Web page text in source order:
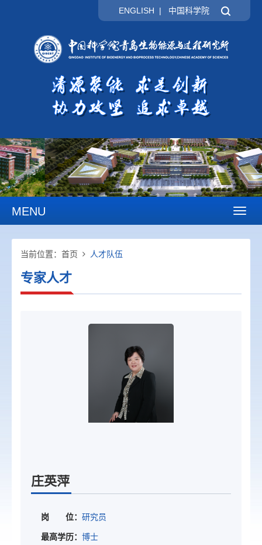
ENGLISH | 中国科学院
MENU
当前位置： 首页 人才队伍
专家人才
庄英萍
岗 位： 研究员
最高学历： 博士